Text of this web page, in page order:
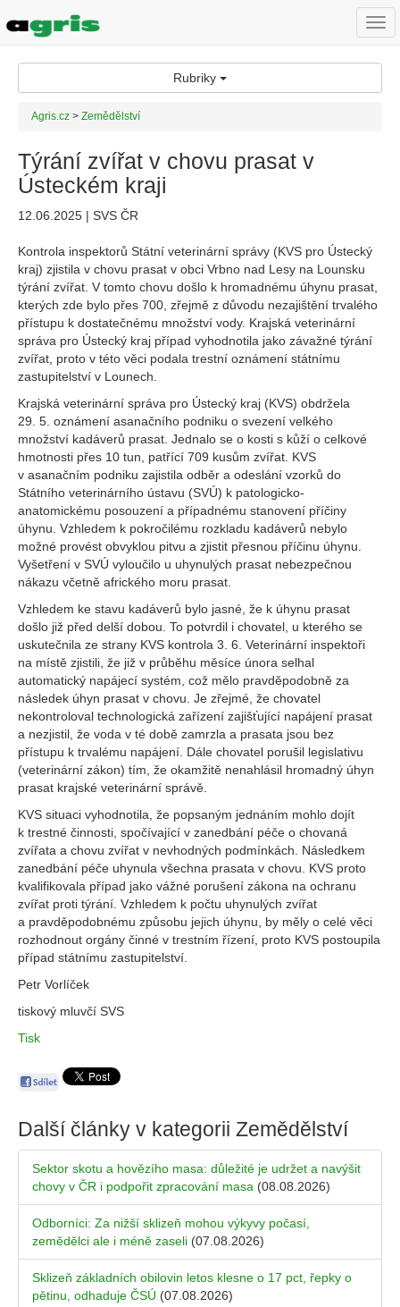
Rubriky
Agris.cz > Zemědělství
Týrání zvířat v chovu prasat v
Ústeckém kraji
12.06.2025 | SVS ČR
Kontrola inspektorů Státní veterinární správy (KVS pro Ústecký
kraj) zjistila v chovu prasat v obci Vrbno nad Lesy na Lounsku
týrání zvířat. V tomto chovu došlo k hromadnému úhynu prasat,
kterých zde bylo přes 700, zřejmě z důvodu nezajištění trvalého
přístupu k dostatečnému množství vody. Krajská veterinární
správa pro Ústecký kraj případ vyhodnotila jako závažné týrání
zvířat, proto v této věci podala trestní oznámení státnímu
zastupitelství v Lounech.
Krajská veterinární správa pro Ústecký kraj (KVS) obdržela
29. 5. oznámení asanačního podniku o svezení velkého
množství kadáverů prasat. Jednalo se o kosti s kůží o celkové
hmotnosti přes 10 tun, patřící 709 kusům zvířat. KVS
v asanačním podniku zajistila odběr a odeslání vzorků do
Státního veterinárního ústavu (SVÚ) k patologicko-
anatomickému posouzení a případnému stanovení příčiny
úhynu. Vzhledem k pokročilému rozkladu kadáverů nebylo
možné provést obvyklou pitvu a zjistit přesnou příčinu úhynu.
Vyšetření v SVÚ vyloučilo u uhynulých prasat nebezpečnou
nákazu včetně afrického moru prasat.
Vzhledem ke stavu kadáverů bylo jasné, že k úhynu prasat
došlo již před delší dobou. To potvrdil i chovatel, u kterého se
uskutečnila ze strany KVS kontrola 3. 6. Veterinární inspektoři
na místě zjistili, že již v průběhu měsíce února selhal
automatický napájecí systém, což mělo pravděpodobně za
následek úhyn prasat v chovu. Je zřejmé, že chovatel
nekontroloval technologická zařízení zajišťující napájení prasat
a nezjistil, že voda v té době zamrzla a prasata jsou bez
přístupu k trvalému napájení. Dále chovatel porušil legislativu
(veterinární zákon) tím, že okamžitě nenahlásil hromadný úhyn
prasat krajské veterinární správě.
KVS situaci vyhodnotila, že popsaným jednáním mohlo dojít
k trestné činnosti, spočívající v zanedbání péče o chovaná
zvířata a chovu zvířat v nevhodných podmínkách. Následkem
zanedbání péče uhynula všechna prasata v chovu. KVS proto
kvalifikovala případ jako vážné porušení zákona na ochranu
zvířat proti týrání. Vzhledem k počtu uhynulých zvířat
a pravděpodobnému způsobu jejich úhynu, by měly o celé věci
rozhodnout orgány činné v trestním řízení, proto KVS postoupila
případ státnímu zastupitelství.
Petr Vorlíček
tiskový mluvčí SVS
Tisk
Další články v kategorii Zemědělství
Sektor skotu a hovězího masa: důležité je udržet a navýšit
chovy v ČR i podpořit zpracování masa (08.08.2026)
Odborníci: Za nižší sklizeň mohou výkyvy počasí,
zemědělci ale i méně zaseli (07.08.2026)
Sklizeň základních obilovin letos klesne o 17 pct, řepky o
pětinu, odhaduje ČSÚ (07.08.2026)